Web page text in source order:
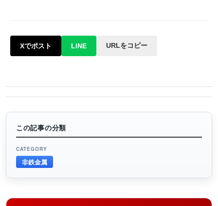
Xでポスト LINE URLをコピー
この記事の分類
CATEGORY
非鉄金属